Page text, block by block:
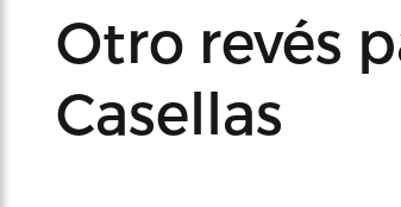
Otro revés
Casellas